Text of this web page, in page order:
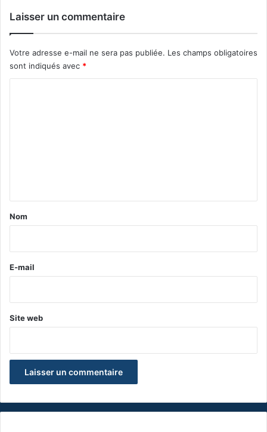
Laisser un commentaire
Votre adresse e-mail ne sera pas publiée. Les champs obligatoires
sont indiqués avec *
a
e
Nom
E-mail
Site web